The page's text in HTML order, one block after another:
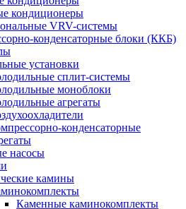
кондиционеры
VRV-системы
конденсаторные блоки (ККБ)
установки
сплит-системы
моноблоки
агрегаты
конденсаторные
насосы
камины
Каменные каминокомплекты